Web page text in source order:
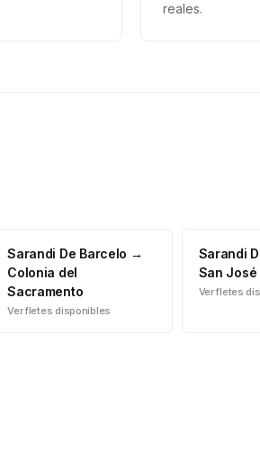
reales.
Sarandi De Barcelo →
Colonia del
Sacramento
Ver fletes disponibles
Sarandi
San José
Ver fletes